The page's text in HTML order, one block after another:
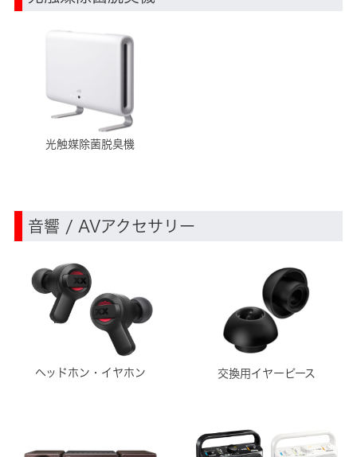
光触媒除菌脱臭機
音響 / AVアクセサリー
ヘッドホン・イヤホン 交換用イヤーピース